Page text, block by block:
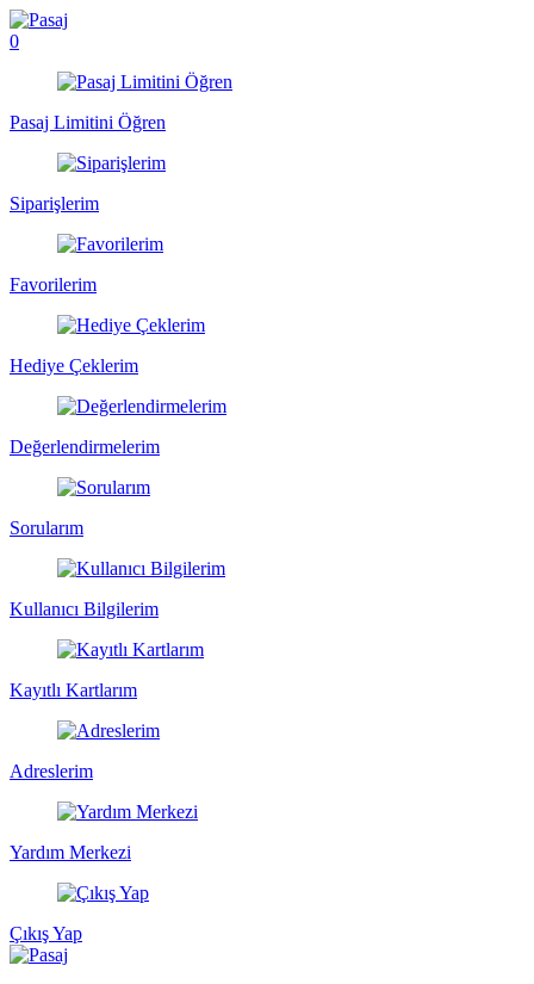
0
Pasaj Limitini Öğren
Siparişlerim
Favorilerim
Hediye Çeklerim
Değerlendirmelerim
Sorularım
Kullanıcı Bilgilerim
Kayıtlı Kartlarım
Adreslerim
Yardım Merkezi
Çıkış Yap